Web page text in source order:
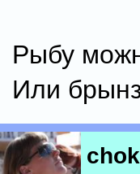
Рыбу
Или